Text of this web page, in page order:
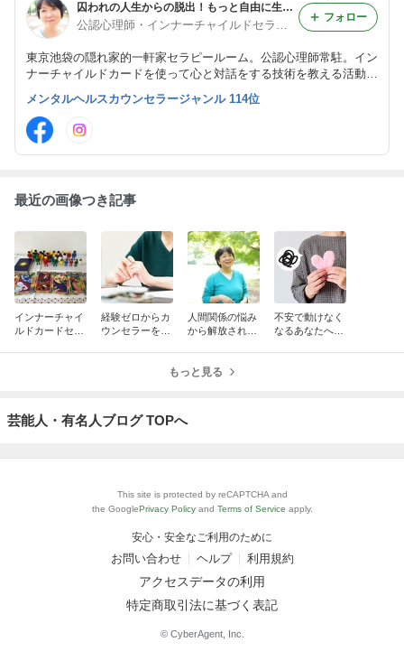
囚われの人生からの脱出！もっと自由に生きる心理学〜命のちから心理セラピー講座〜インナーチャイルドセラピー
公認心理師・インナーチャイルドセラピー心理学講師ふるたてひろこ カウンセラー歴17年
東京池袋の隠れ家的一軒家セラピールーム。公認心理師常駐。イン
ナーチャイルドカードを使って心と対話をする技術を教える活動を
と知りました。。それに気づいてもっと自由に生きられるようサポ
ートしています。
フォロー
メンタルヘルスカウンセラージャンル 114位
最近の画像つき記事
インナーチャイ
ルドカードセラ
経験ゼロからカ
ウンセラーを始
人間関係の悩み
から解放され、
ら心理セラピー
不安で動けなく
なるあなたへ。
もっと見る
芸能人・有名人ブログ TOPへ
This site is protected by reCAPTCHA and
the GooglePrivacy Policy and Terms of Service apply.
安心・安全なご利用のために
お問い合わせ ヘルプ 利用規約
アクセスデータの利用
特定商取引法に基づく表記
© CyberAgent, Inc.